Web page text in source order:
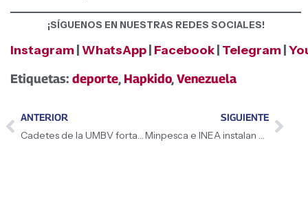
¡SÍGUENOS EN NUESTRAS REDES SOCIALES!
Instagram WhatsApp Facebook Telegram
Etiquetas: deporte, Hapkido,Venezuela
ANTERIOR
Cadetes de la UMBV fortalecen su formación naval a bordo del Buque Escuela Simón Bolívar
SIGUIENTE
Minpesca e INEA instalan mesas de trabajo para la simplificación de trámites del sector pesquero